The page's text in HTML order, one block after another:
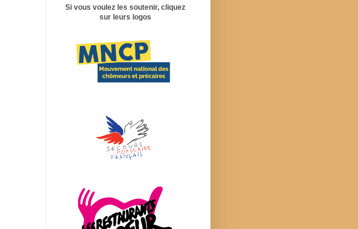
Si vous voulez les soutenir, cliquez
sur leurs logos